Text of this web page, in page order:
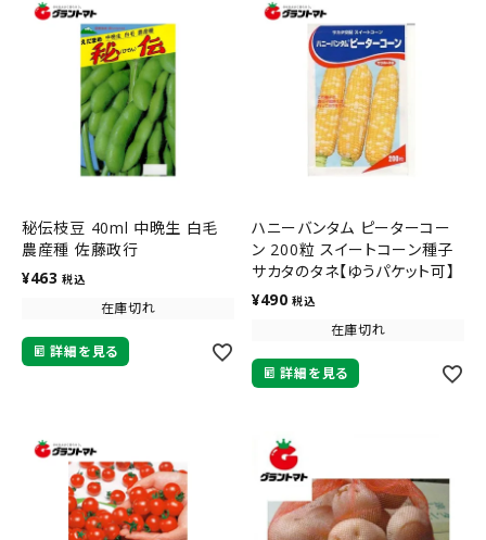
秘伝枝豆 40ml 中晩生 白毛
農産種 佐藤政行
¥463 税込
在庫切れ
詳細を見る
ハニーバンタム ピーターコー
ン 200粒 スイートコーン種子
サカタのタネ【ゆうパケット可】
¥490 税込
在庫切れ
詳細を見る